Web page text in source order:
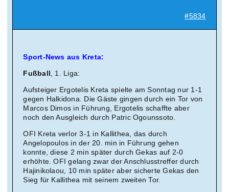
#5834
Sport-News aus Kreta:
Fußball, 1. Liga:
Aufsteiger Ergotelis Kreta spielte am Sonntag nur 1-1
gegen Halkidona. Die Gäste gingen durch ein Tor von
Marcos Dimos in Führung, Ergotelis schaffte aber
noch den Ausgleich durch Patric Ogounssoto.
OFI Kreta verlor 3-1 in Kallithea, das durch
Angelopoulos in der 20. min in Führung gehen
konnte, diese 2 min später durch Gekas auf 2-0
erhöhte. OFI gelang zwar der Anschlusstreffer durch
Hajinikolaou, 10 min später aber sicherte Gekas den
Sieg für Kallithea mit seinem zweiten Tor.